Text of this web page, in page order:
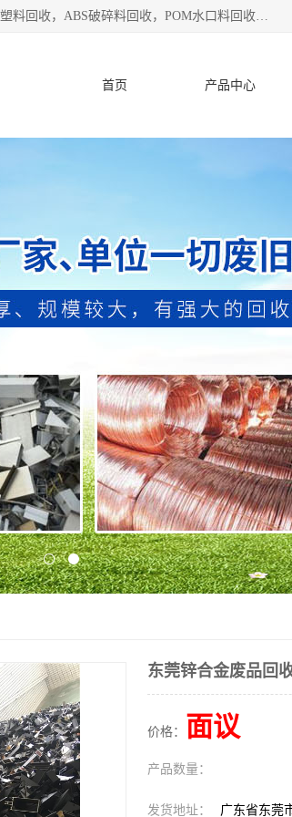
东莞市粤华再生资源回收有限公司从事pmma回收，亚克力回收，PA尼龙回收，PC塑料回收，ABS破碎料回收，POM水口料回收、废不锈钢回收等各类工厂废料回收等。
首页 产品中心
东莞锌合金废品回
价格： 面议
产品数量：
发货地址： 广东省东